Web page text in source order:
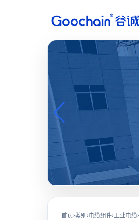
首页›类别›电缆组件›工业电缆›